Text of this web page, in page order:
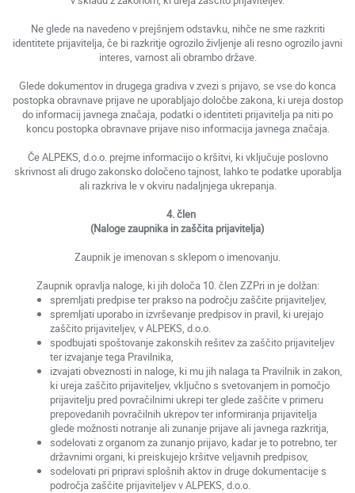
Ne glede na navedeno v prejšnjem odstavku, nihče ne sme razkriti
identitete prijavitelja, če bi razkritje ogrozilo življenje ali resno ogrozilo javni
interes, varnost ali obrambo države.
Glede dokumentov in drugega gradiva v zvezi s prijavo, se vse do konca
postopka obravnave prijave ne uporabljajo določbe zakona, ki ureja dostop
do informacij javnega značaja, podatki o identiteti prijavitelja pa niti po
koncu postopka obravnave prijave niso informacija javnega značaja.
Če ALPEKS, d.o.o. prejme informacijo o kršitvi, ki vključuje poslovno
skrivnost ali drugo zakonsko določeno tajnost, lahko te podatke uporablja
ali razkriva le v okviru nadaljnjega ukrepanja.
4. člen
(Naloge zaupnika in zaščita prijavitelja)
Zaupnik je imenovan s sklepom o imenovanju.
Zaupnik opravlja naloge, ki jih določa 10. člen ZZPri in je dolžan:
spremljati predpise ter prakso na področju zaščite prijaviteljev,
spremljati uporabo in izvrševanje predpisov in pravil, ki urejajo
zaščito prijaviteljev, v ALPEKS, d.o.o.
spodbujati spoštovanje zakonskih rešitev za zaščito prijaviteljev
ter izvajanje tega Pravilnika,
izvajati obveznosti in naloge, ki mu jih nalaga ta Pravilnik in zakon,
ki ureja zaščito prijaviteljev, vključno s svetovanjem in pomočjo
prijavitelju pred povračilnimi ukrepi ter glede zaščite v primeru
prepovedanih povračilnih ukrepov ter informiranja prijavitelja
glede možnosti notranje ali zunanje prijave ali javnega razkritja,
sodelovati z organom za zunanjo prijavo, kadar je to potrebno, ter
državnimi organi, ki preiskujejo kršitve veljavnih predpisov,
sodelovati pri pripravi splošnih aktov in druge dokumentacije s
področja zaščite prijaviteljev v ALPEKS, d.o.o.